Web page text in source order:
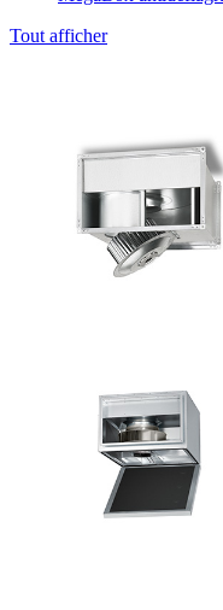
Tout afficher